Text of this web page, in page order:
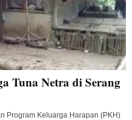
Tuna Netra di Serang
Program Keluarga Harapan (PKH)